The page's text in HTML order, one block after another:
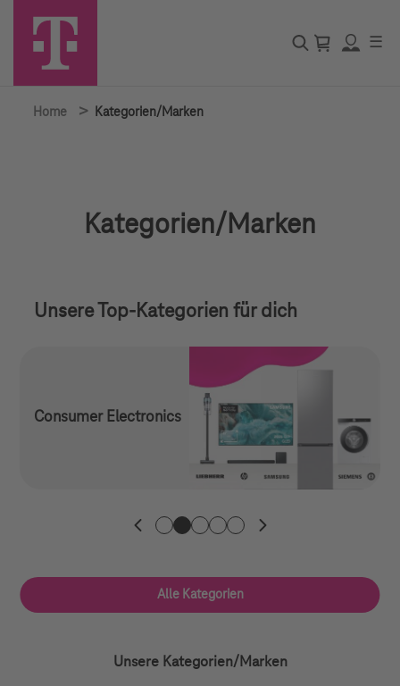
☰
Home > Kategorien/Marken
Kategorien/Marken
Unsere Top-Kategorien für dich
Consumer Electronics
1. Kategorie
2. Kategorie
3. Kategorie
4. Kategorie
5. Kategorie
Alle Kategorien
Unsere Kategorien/Marken